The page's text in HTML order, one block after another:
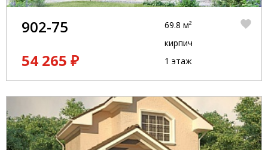
902-75
54 265 ₽
69.8 м²
кирпич
1 этаж